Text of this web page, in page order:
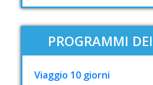
PROGRAMMI
Viaggio 10 giorni